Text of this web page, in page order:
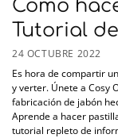
Cómo
Tutorial
24 OCTUBRE 2022
Es hora de compartir
y verter. Únete a Cosy
fabricación de jabón
Aprende a hacer
tutorial repleto de